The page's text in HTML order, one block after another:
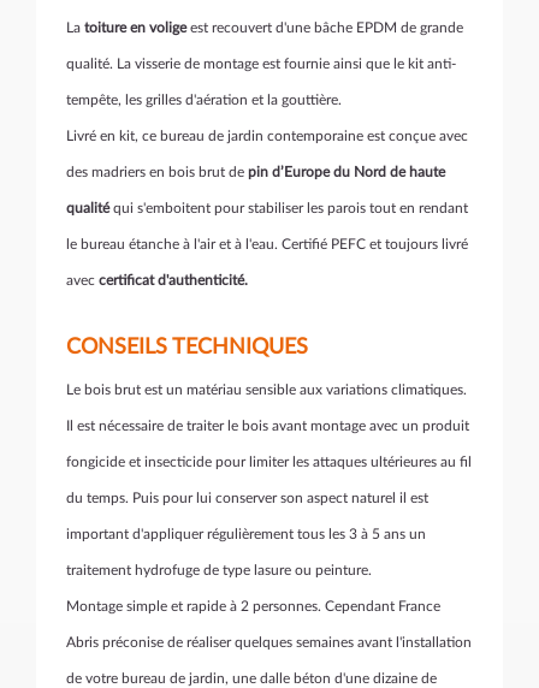
La toiture en voligeest recouvert d'une bâche EPDM de grande
qualité. La visserie de montage est fournie ainsi que le kit anti-
tempête, les grilles d'aération et la gouttière.
Livré en kit, ce bureau de jardin contemporaine est conçue avec
des madriers en bois brut de pin d’Europe du Nord de haute
qualitéqui s'emboitent pour stabiliser les parois tout en rendant
le bureau étanche à l'air et à l'eau. Certifié PEFC et toujours livré
avec certificat d'authenticité.
CONSEILS TECHNIQUES
Le bois brut est un matériau sensible aux variations climatiques.
Il est nécessaire de traiter le bois avant montage avec un produit
fongicide et insecticide pour limiter les attaques ultérieures au fil
du temps. Puis pour lui conserver son aspect naturel il est
important d'appliquer régulièrement tous les 3 à 5 ans un
traitement hydrofuge de type lasure ou peinture.
Montage simple et rapide à 2 personnes. Cependant France
Abris préconise de réaliser quelques semaines avant l'installation
de votre bureau de jardin, une dalle béton d'une dizaine de